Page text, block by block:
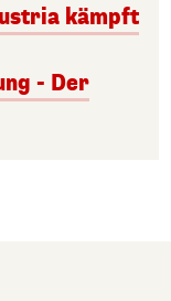
kämpft
- Der